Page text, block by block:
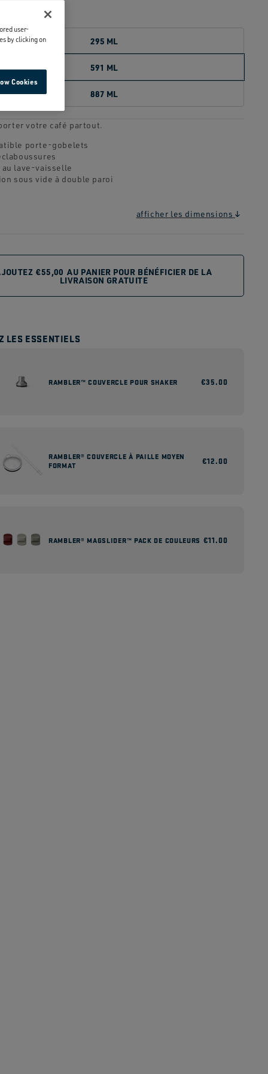
295 ML
591 ML
887 ML
votre café partout.
porte-gobelets
au lave-vaisselle
sous vide à double paroi
afficher les dimensions
€55,00 AU PANIER POUR BÉNÉFICIER DE LA
LIVRAISON GRATUITE
LES ESSENTIELS
RAMBLER™ COUVERCLE POUR SHAKER Prix
€35.00
RAMBLER® COUVERCLE À PAILLE MOYEN
FORMAT
Prix
€12.00
RAMBLER® MAGSLIDER™ PACK DE COULEURS Prix
€11.00
user-
by clicking on
Cookies